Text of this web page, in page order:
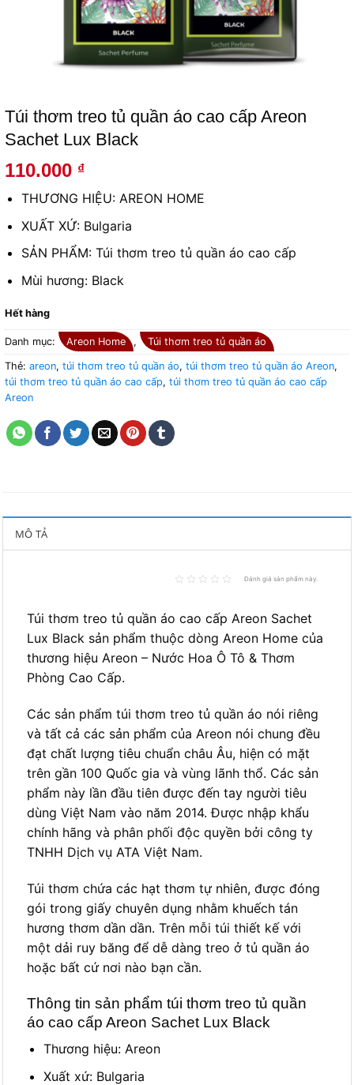
Túi thơm treo tủ quần áo cao cấp Areon
Sachet Lux Black
110.000 ₫
THƯƠNG HIỆU: AREON HOME
XUẤT XỨ: Bulgaria
SẢN PHẨM: Túi thơm treo tủ quần áo cao cấp
Mùi hương: Black
Hết hàng
Danh mục: Areon Home , Túi thơm treo tủ quần áo
Thẻ: areon, túi thơm treo tủ quần áo, túi thơm treo tủ quần áo Areon,
túi thơm treo tủ quần áo cao cấp, túi thơm treo tủ quần áo cao cấp
Areon
MÔ TẢ
Đánh giá sản phẩm này.
Túi thơm treo tủ quần áo cao cấp Areon Sachet
Lux Black sản phẩm thuộc dòng Areon Home của
thương hiệu Areon – Nước Hoa Ô Tô & Thơm
Phòng Cao Cấp.
Các sản phẩm túi thơm treo tủ quần áo nói riêng
và tất cả các sản phẩm của Areon nói chung đều
đạt chất lượng tiêu chuẩn châu Âu, hiện có mặt
trên gần 100 Quốc gia và vùng lãnh thổ. Các sản
phẩm này lần đầu tiên được đến tay người tiêu
dùng Việt Nam vào năm 2014. Được nhập khẩu
chính hãng và phân phối độc quyền bởi công ty
TNHH Dịch vụ ATA Việt Nam.
Túi thơm chứa các hạt thơm tự nhiên, được đóng
gói trong giấy chuyên dụng nhằm khuếch tán
hương thơm dần dần. Trên mỗi túi thiết kế với
một dải ruy băng để dễ dàng treo ở tủ quần áo
hoặc bất cứ nơi nào bạn cần.
Thông tin sản phẩm túi thơm treo tủ quần
áo cao cấp Areon Sachet Lux Black
Thương hiệu: Areon
Xuất xứ: Bulgaria